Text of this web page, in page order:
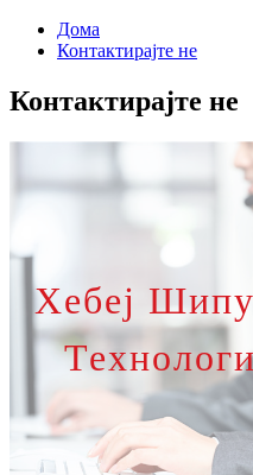
Дома
Контактирајте не
Контактирајте не
Хебеј